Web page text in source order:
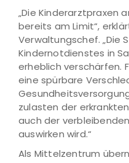
„Die Kinderarztpraxen
bereits am Limit“,
Verwaltungschef. „Die
Kindernotdienstes in
erheblich verschärfen.
eine spürbare
zulasten der
auch der
auswirken wird.“
Als Mittelzentrum